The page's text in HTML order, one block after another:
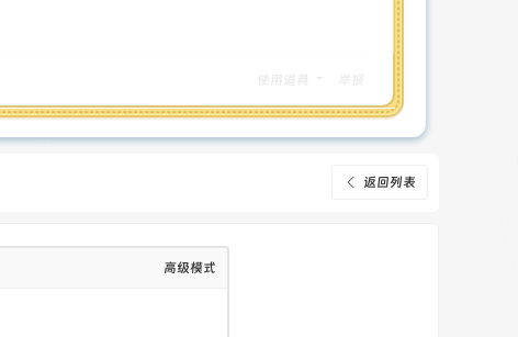
返回列表
高级模式